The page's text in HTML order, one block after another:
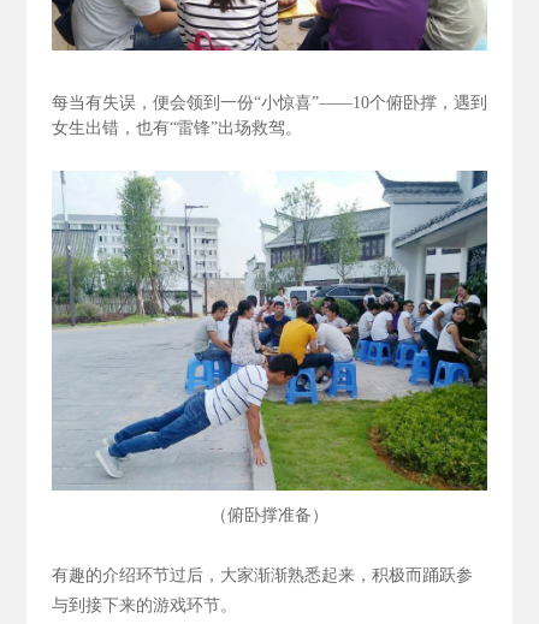
每当有失误，便会领到一份“小惊喜”——10个俯卧撑，遇到
女生出错，也有“雷锋”出场救驾。
（俯卧撑准备 ）
有趣的介绍环节过后，大家渐渐熟悉起来，积极而踊跃参
与到接下来的游戏环节。